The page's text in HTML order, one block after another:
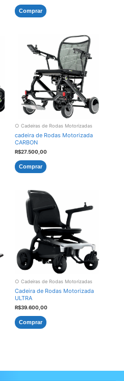
Comprar
○ Cadeiras de Rodas Motorizadas
cadeira de Rodas Motorizada
CARBON
R$27.500,00
Comprar
○ Cadeiras de Rodas Motorizadas
Cadeira de Rodas Motorizada
ULTRA
R$39.600,00
Comprar